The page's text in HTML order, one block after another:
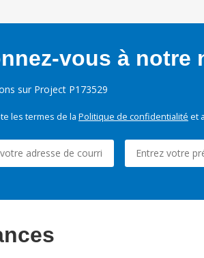
vous à notre
sur Project P173529
les termes de la Politique de confidentialité et